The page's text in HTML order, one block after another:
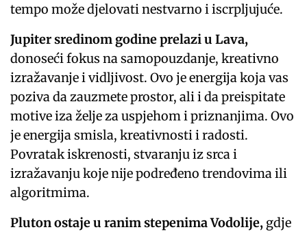
tempo može djelovati nestvarno i iscrpljujuće.
Jupiter sredinom godine prelazi u Lava,
donoseći fokus na samopouzdanje, kreativno
izražavanje i vidljivost. Ovo je energija koja vas
poziva da zauzmete prostor, ali i da preispitate
motive iza želje za uspjehom i priznanjima. Ovo
je energija smisla, kreativnosti i radosti.
Povratak iskrenosti, stvaranju iz srca i
izražavanju koje nije podređeno trendovima ili
algoritmima.
Pluton ostaje u ranim stepenima Vodolije, gdje